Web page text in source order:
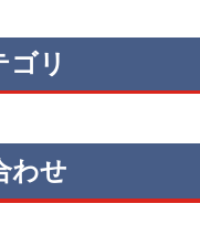
ゴリ
わせ